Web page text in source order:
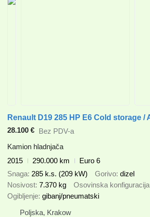
28.100 € Bez PDV-a
Kamion hladnjača
2015
290.000 km
Euro 6
Snaga 285 k.s. (209 kW) Gorivo dizel
Nosivost 7.370 kg Osovinska konfiguracija
Ogibljenje gibanj/pneumatski
Poljska, Krakow